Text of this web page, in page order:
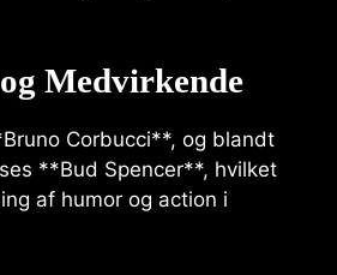
Medvirkende
Corbucci**, og blandt
**Bud Spencer**, hvilket
af humor og action i